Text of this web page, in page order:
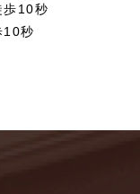
歩10秒
10秒